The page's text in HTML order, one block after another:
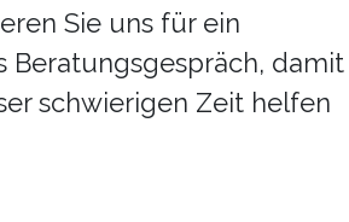
Sie uns für ein
Beratungsgespräch, damit
schwierigen Zeit helfen